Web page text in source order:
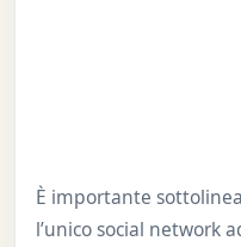
È importante
l’unico social network